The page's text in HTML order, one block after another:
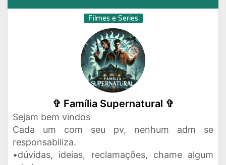
Filmes e Series
✞ Família Supernatural ✞
Sejam bem vindos
Cada um com seu pv, nenhum adm se
responsabiliza.
•dúvidas, ideias, reclamações, chame algum